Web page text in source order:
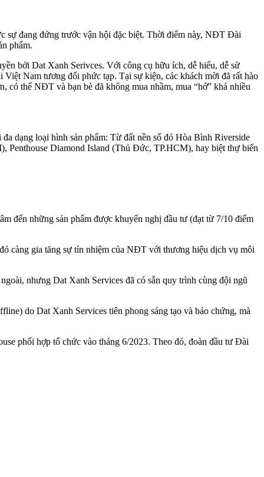
sự đang đứng trước vận hội đặc biệt. Thời điểm này, NĐT Đài
phẩm.
bởi Dat Xanh Serivces. Với công cụ hữu ích, dễ hiểu, dễ sử
Nam tương đối phức tạp. Tại sự kiện, các khách mời đã rất hào
có thể NĐT và bạn bè đã không mua nhầm, mua “hớ” khá nhiều
dạng loại hình sản phẩm: Từ đất nền sổ đỏ Hòa Bình Riverside
Penthouse Diamond Island (Thủ Đức, TP.HCM), hay biệt thự biển
đến những sản phẩm được khuyến nghị đầu tư (đạt từ 7/10 điểm
càng gia tăng sự tín nhiệm của NĐT với thương hiệu dịch vụ môi
nhưng Dat Xanh Services đã có sẵn quy trình cùng đội ngũ
do Dat Xanh Services tiên phong sáng tạo và bảo chứng, mà
phối hợp tổ chức vào tháng 6/2023. Theo đó, đoàn đầu tư Đài